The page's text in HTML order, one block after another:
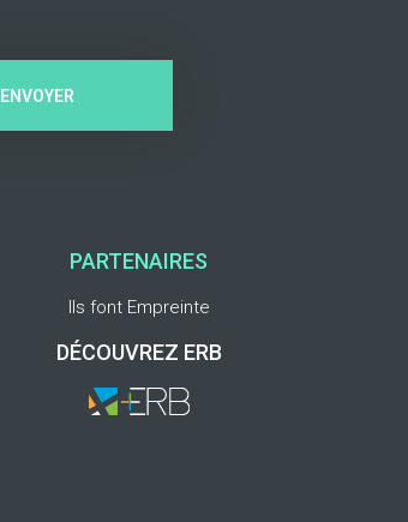
ENVOYER
PARTENAIRES
Ils font Empreinte
DÉCOUVREZ ERB